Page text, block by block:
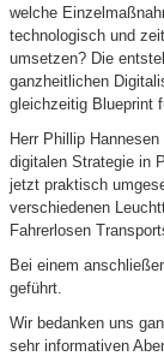
welche
technologisch und
umsetzen? Die
ganzheitlichen
gleichzeitig Blueprint
Herr Phillip
digitalen Strategie in
jetzt praktisch
verschiedenen
Fahrerlosen
Bei einem
geführt.
Wir bedanken uns
sehr informativen